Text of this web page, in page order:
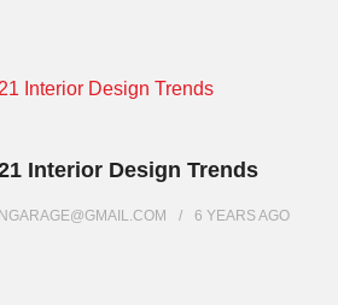
Interior Design Trends
6 YEARSAGO